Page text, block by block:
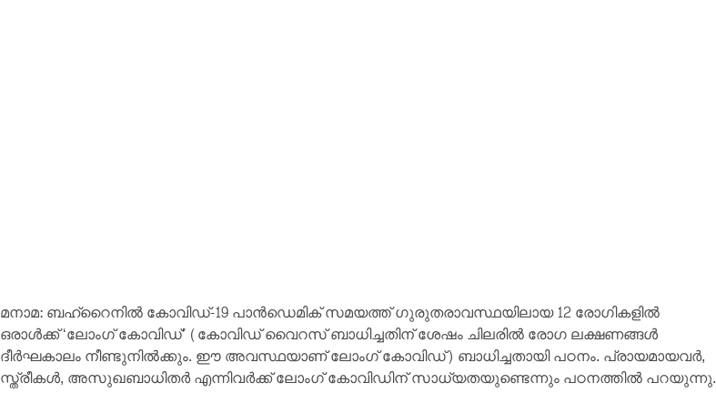
മനാമ: ബഹ്റൈനില്‍ കോവിഡ്-19 പാന്‍ഡെമിക് സമയത്ത് ഗുരുതരാവസ്ഥയിലായ 12 രോഗികളില്‍
ഒരാള്‍ക്ക് ‘ലോംഗ് കോവിഡ്’ (കോവിഡ് വൈറസ് ബാധിച്ചതിന് ശേഷം ചിലരില്‍ രോഗ ലക്ഷണങ്ങള്‍
ദീര്‍ഘകാലം നീണ്ടുനില്‍ക്കും. ഈ അവസ്ഥയാണ് ലോംഗ് കോവിഡ്) ബാധിച്ചതായി പഠനം. പ്രായമായവര്‍,
സ്ത്രീകള്‍, അസുഖബാധിതര്‍ എന്നിവര്‍ക്ക് ലോംഗ് കോവിഡിന് സാധ്യതയുണ്ടെന്നും പഠനത്തില്‍ പറയുന്നു.